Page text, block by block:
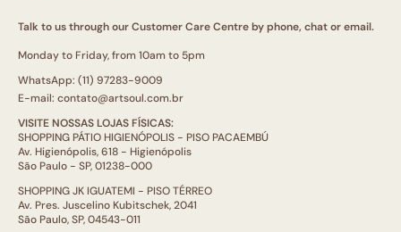
Talk to us through our Customer Care Centre by phone, chat or email.
Monday to Friday, from 10am to 5pm
WhatsApp: (11) 97283-9009
E-mail: contato@artsoul.com.br
VISITE NOSSAS LOJAS FÍSICAS:
SHOPPING PÁTIO HIGIENÓPOLIS - PISO PACAEMBÚ
Av. Higienópolis, 618 - Higienópolis
São Paulo - SP, 01238-000
SHOPPING JK IGUATEMI - PISO TÉRREO
Av. Pres. Juscelino Kubitschek, 2041
São Paulo, SP, 04543-011